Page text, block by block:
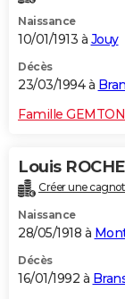
Naissance
10/01/1913 à Jouy
Décès
23/03/1994 à
Famille GEMTON
Louis ROCHE
Créer une
Naissance
28/05/1918 à
Décès
16/01/1992 à